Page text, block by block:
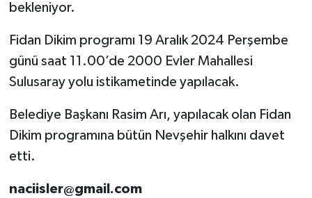
bekleniyor.
Fidan Dikim programı 19 Aralık 2024 Perşembe
günü saat 11.00’de 2000 Evler Mahallesi
Sulusaray yolu istikametinde yapılacak.
Belediye Başkanı Rasim Arı, yapılacak olan Fidan
Dikim programına bütün Nevşehir halkını davet
etti.
naciisler@gmail.com